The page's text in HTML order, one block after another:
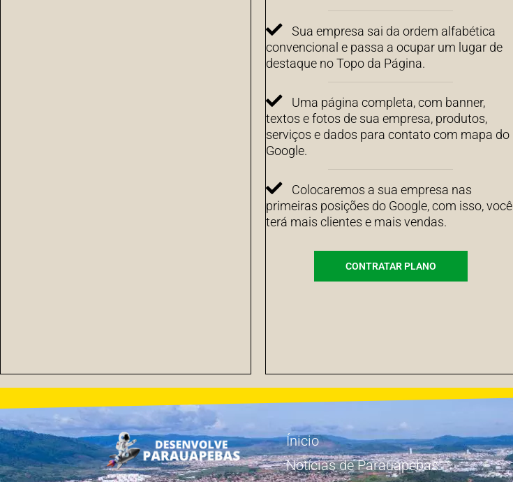
Sua empresa sai da ordem alfabética
convencional e passa a ocupar um lugar de
destaque no Topo da Página.
Uma página completa, com banner,
textos e fotos de sua empresa, produtos,
serviços e dados para contato com mapa do
Google.
Colocaremos a sua empresa nas
primeiras posições do Google, com isso, você
terá mais clientes e mais vendas.
CONTRATAR PLANO
Ínicio
Notícias de Parauapebas